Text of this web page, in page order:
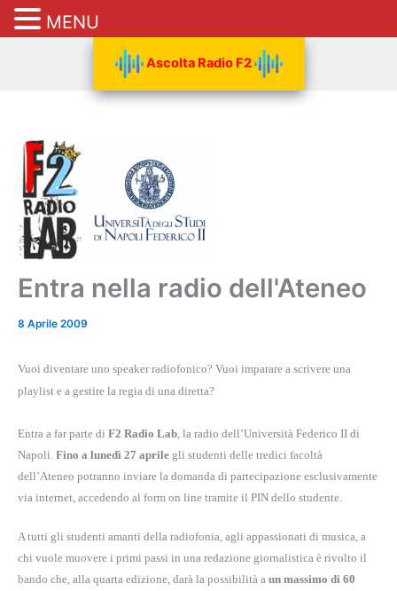
Ascolta Radio F2
Entra nella radio dell'Ateneo
8 Aprile 2009
Vuoi diventare uno speaker radiofonico? Vuoi imparare a scrivere una
playlist e a gestire la regia di una diretta?
Entra a far parte di F2 Radio Lab , la radio dell’Università Federico II di
Napoli. Fino a lunedì 27 aprile gli studenti delle tredici facoltà
dell’Ateneo potranno inviare la domanda di partecipazione esclusivamente
via internet, accedendo al form on line tramite il PIN dello studente.
A tutti gli studenti amanti della radiofonia, agli appassionati di musica, a
chi vuole muovere i primi passi in una redazione giornalistica è rivolto il
bando che, alla quarta edizione, darà la possibilità a un massimo di 60
MENU